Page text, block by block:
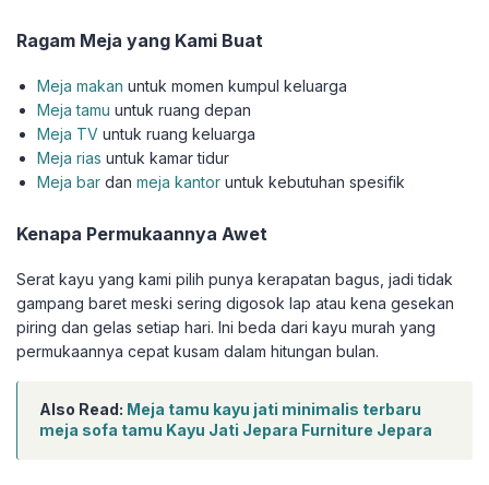
Ragam Meja yang Kami Buat
Meja makan untuk momen kumpul keluarga
Meja tamu untuk ruang depan
Meja TV untuk ruang keluarga
Meja rias untuk kamar tidur
Meja bar danmeja kantor untuk kebutuhan spesifik
Kenapa Permukaannya Awet
Serat kayu yang kami pilih punya kerapatan bagus, jadi tidak
gampang baret meski sering digosok lap atau kena gesekan
piring dan gelas setiap hari. Ini beda dari kayu murah yang
permukaannya cepat kusam dalam hitungan bulan.
Also Read: Meja tamu kayu jati minimalis terbaru
meja sofa tamu Kayu Jati Jepara Furniture Jepara